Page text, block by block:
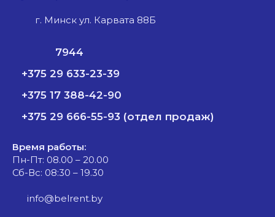
г. Минск ул. Карвата 88Б
7944
+375 29 633-23-39
+375 17 388-42-90
+375 29 666-55-93 (отдел продаж)
Время работы:
Пн-Пт: 08.00 – 20.00
Сб-Вс: 08:30 – 19.30
info@belrent.by